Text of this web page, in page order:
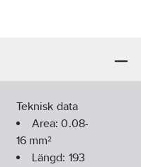
Teknisk data
Area:0.08-
16 mm²
Längd: 193